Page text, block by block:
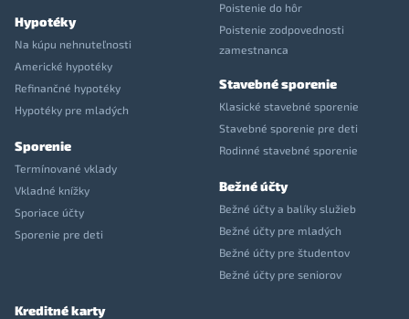
Hypotéky
Na kúpu nehnuteľnosti
Americké hypotéky
Refinančné hypotéky
Hypotéky pre mladých
Sporenie
Termínované vklady
Vkladné knížky
Sporiace účty
Sporenie pre deti
Poistenie do hôr
Poistenie zodpovednosti
zamestnanca
Stavebné sporenie
Klasické stavebné sporenie
Stavebné sporenie pre deti
Rodinné stavebné sporenie
Bežné účty
Bežné účty a balíky služieb
Bežné účty pre mladých
Bežné účty pre študentov
Bežné účty pre seniorov
Kreditné karty